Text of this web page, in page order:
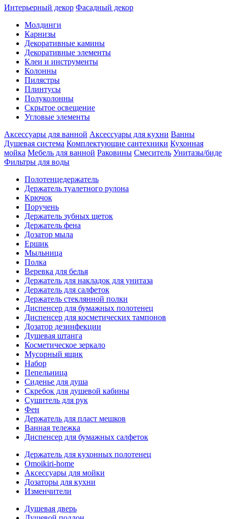
Интерьерный декор Фасадный декор
Молдинги
Карнизы
Декоративные камины
Декоративные элементы
Клеи и инструменты
Колонны
Пилястры
Плинтусы
Полуколонны
Скрытое освещение
Угловые элементы
Аксессуары для ванной Аксессуары для кухни Ванны
Душевая система Комплектующие сантехники Кухонная
мойка Мебель для ванной Раковины Смеситель Унитазы/биде
Фильтры для воды
Полотенцедержатель
Держатель туалетного рулона
Крючок
Поручень
Держатель зубных щеток
Держатель фена
Дозатор мыла
Eршик
Мыльница
Полка
Веревка для белья
Держатель для накладок для унитаза
Держатель для салфеток
Держатель стеклянной полки
Диспенсер для бумажных полотенец
Диспенсер для косметических тампонов
Дозатор дезинфекции
Душевая штанга
Косметическое зеркало
Мусорный ящик
Набор
Пепельница
Сиденье для душа
Скребок для душевой кабины
Сушитель для рук
Фен
Держатель для пласт мешков
Ванная тележка
Диспенсер для бумажных салфеток
Держатель для кухонных полотенец
Omoikiri-home
Аксессуары для мойки
Дозаторы для кухни
Изменчители
Душевая дверь